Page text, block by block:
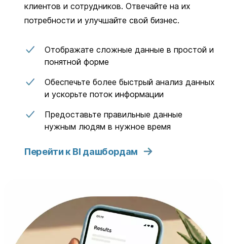
клиентов и сотрудников. Отвечайте на их
потребности и улучшайте свой бизнес.
Отображатe сложные данные в простой и
понятной форме
Обеспечьте более быстрый анализ данных
и ускорьте поток информации
Предоставьте правильные данные
нужным людям в нужное время
Перейти к BI дашбордам